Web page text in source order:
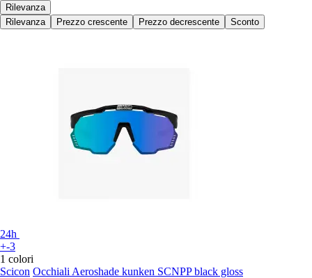
Rilevanza
Rilevanza
Prezzo crescente Prezzo decrescente Sconto
24h
+-3
1 colori
Scicon Occhiali Aeroshade kunken SCNPP black gloss